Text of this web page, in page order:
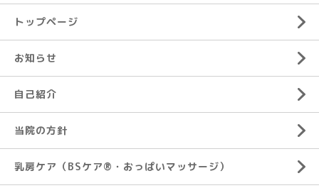
トップページ
お知らせ
自己紹介
当院の方針
乳房ケア（BSケア®︎・おっぱいマッサージ）